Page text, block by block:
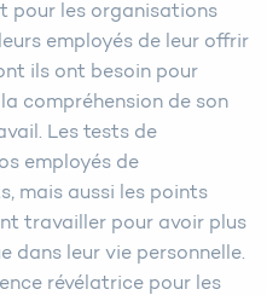
pour les organisations
employés de leur offrir
ils ont besoin pour
compréhension de son
Les tests de
employés de
mais aussi les points
travailler pour avoir plus
dans leur vie personnelle.
révélatrice pour les